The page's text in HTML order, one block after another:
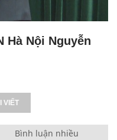
Hà Nội Nguyễn
VIẾT
Bình luận nhiều